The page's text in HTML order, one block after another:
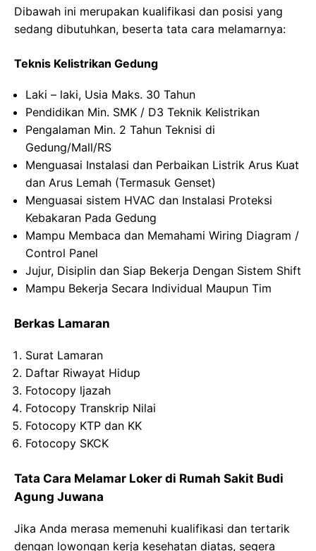
Dibawah ini merupakan kualifikasi dan posisi yang
sedang dibutuhkan, beserta tata cara melamarnya:
Teknis Kelistrikan Gedung
Laki – laki, Usia Maks. 30 Tahun
Pendidikan Min. SMK / D3 Teknik Kelistrikan
Pengalaman Min. 2 Tahun Teknisi di
Gedung/Mall/RS
Menguasai Instalasi dan Perbaikan Listrik Arus Kuat
dan Arus Lemah (Termasuk Genset)
Menguasai sistem HVAC dan Instalasi Proteksi
Kebakaran Pada Gedung
Mampu Membaca dan Memahami Wiring Diagram /
Control Panel
Jujur, Disiplin dan Siap Bekerja Dengan Sistem Shift
Mampu Bekerja Secara Individual Maupun Tim
Berkas Lamaran
Surat Lamaran
Daftar Riwayat Hidup
Fotocopy ljazah
Fotocopy Transkrip Nilai
Fotocopy KTP dan KK
Fotocopy SKCK
Tata Cara Melamar Loker di Rumah Sakit Budi
Agung Juwana
Jika Anda merasa memenuhi kualifikasi dan tertarik
dengan lowongan kerja kesehatan diatas, segera